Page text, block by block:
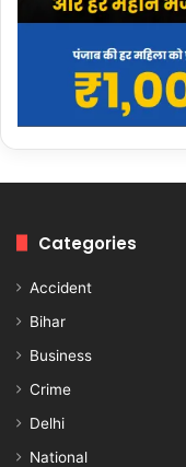
Categories
Accident
Bihar
Business
Crime
Delhi
National